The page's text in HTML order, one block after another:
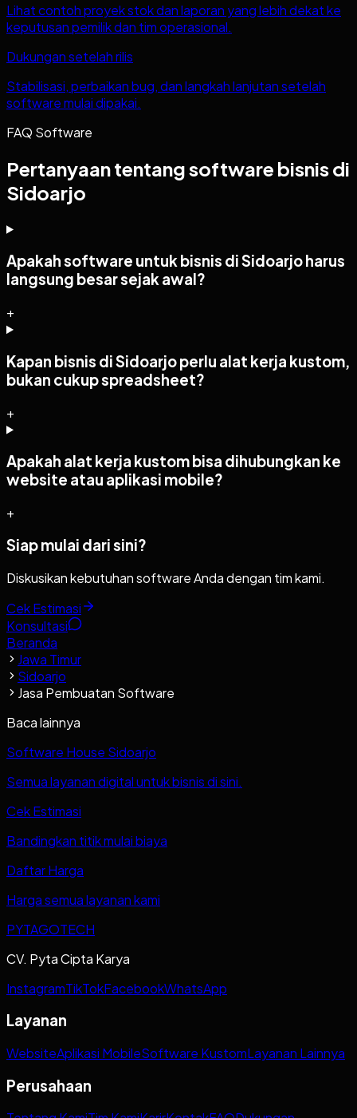
Lihat contoh proyek stok dan laporan yang lebih dekat ke
keputusan pemilik dan tim operasional.
Dukungan setelah rilis
Stabilisasi, perbaikan bug, dan langkah lanjutan setelah
software mulai dipakai.
FAQ Software
Pertanyaan tentang software bisnis di
Sidoarjo
Apakah software untuk bisnis di Sidoarjo harus
langsung besar sejak awal?
+
Kapan bisnis di Sidoarjo perlu alat kerja kustom,
bukan cukup spreadsheet?
+
Apakah alat kerja kustom bisa dihubungkan ke
website atau aplikasi mobile?
+
Siap mulai dari sini?
Diskusikan kebutuhan software Anda dengan tim kami.
Cek Estimasi
Konsultasi
Beranda
Jawa Timur
Sidoarjo
Jasa Pembuatan Software
Baca lainnya
Software House Sidoarjo
Semua layanan digital untuk bisnis di sini.
Cek Estimasi
Bandingkan titik mulai biaya
Daftar Harga
Harga semua layanan kami
PYTAGOTECH
CV. Pyta Cipta Karya
InstagramTikTokFacebookWhatsApp
Layanan
WebsiteAplikasi MobileSoftware KustomLayanan Lainnya
Perusahaan